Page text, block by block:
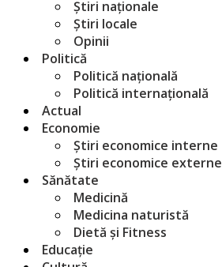
Știri naționale
Știri locale
Opinii
Politică
Politică națională
Politică internațională
Actual
Economie
Știri economice interne
Știri economice externe
Sănătate
Medicină
Medicina naturistă
Dietă și Fitness
Educație